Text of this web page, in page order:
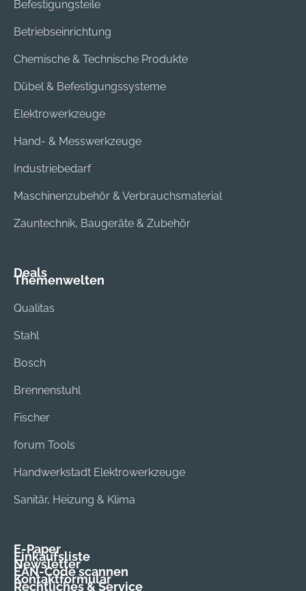
Befestigungsteile
Betriebseinrichtung
Chemische & Technische Produkte
Dübel & Befestigungssysteme
Elektrowerkzeuge
Hand- & Messwerkzeuge
Industriebedarf
Maschinenzubehör & Verbrauchsmaterial
Zauntechnik, Baugeräte & Zubehör
Deals
Themenwelten
Qualitas
Stahl
Bosch
Brennenstuhl
Fischer
forum Tools
Handwerkstadt Elektrowerkzeuge
Sanitär, Heizung & Klima
E-Paper
Einkaufsliste
Newsletter
EAN-Code scannen
Kontaktformular
Rechtliches & Service